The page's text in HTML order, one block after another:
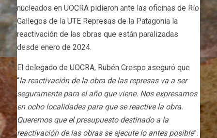
nucleados en UOCRA pidieron ante las oficinas de Río
Gallegos de la UTE Represas de la Patagonia la
reactivación de las obras que están paralizadas
desde enero de 2024.
El delegado de UOCRA, Rubén Crespo aseguró que
“la reactivación de la obra de las represas va a ser
seguramente para el año que viene. Nos expresamos
en ocho localidades para que se reactive la obra.
Queremos que el presupuesto destinado a la
reactivación de las obras se ejecute lo antes posible”.